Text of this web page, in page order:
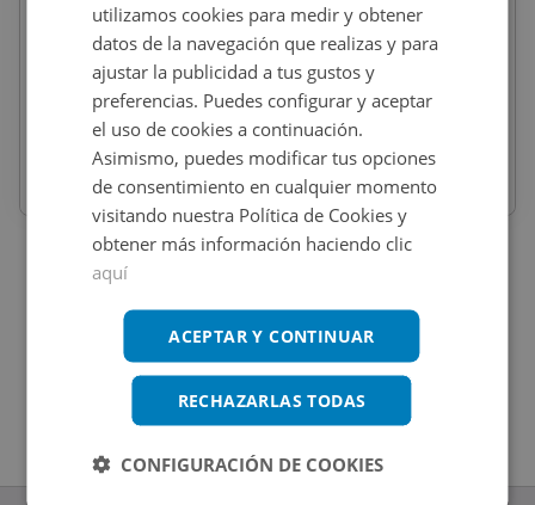
38.000€
Casa En Venta En PIÑEIRO, S/N, Brion
9206_0238_PE0001
utilizamos cookies para medir y obtener
datos de la navegación que realizas y para
ajustar la publicidad a tus gustos y
preferencias. Puedes configurar y aceptar
el uso de cookies a continuación.
Asimismo, puedes modificar tus opciones
de consentimiento en cualquier momento
visitando nuestra Política de Cookies y
obtener más información haciendo clic
aquí
ACEPTAR Y CONTINUAR
RECHAZARLAS TODAS
CONFIGURACIÓN DE COOKIES